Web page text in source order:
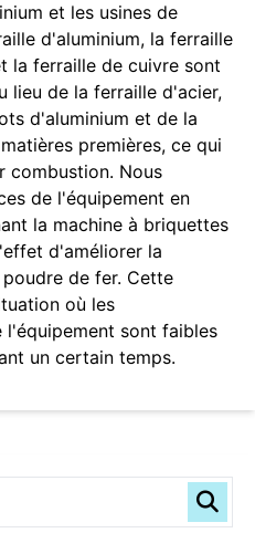
et les usines de
d'aluminium, la ferraille
la ferraille de cuivre sont
lieu de la ferraille d'acier,
d'aluminium et de la
premières, ce qui
combustion. Nous
de l'équipement en
la machine à briquettes
d'améliorer la
de fer. Cette
où les
sont faibles
un certain temps.